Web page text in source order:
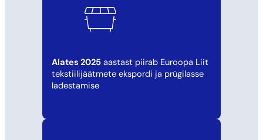
Alates 2025 aastast piirab Euroopa Liit
tekstiilijäätmete ekspordi ja prügilasse
ladestamise